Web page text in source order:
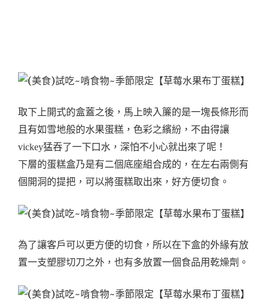
取下上開式的盒蓋之後，馬上映入簾的是一塊長條形而
且有如雪地般的水果蛋糕，色彩之繽紛，不由得讓
vickey猛吞了一下口水，深怕不小心就出來了呢！
下層的蛋糕盒乃是有二個底座組合成的，在左右兩側有
個開洞的提把，可以將蛋糕取出來，好方便切食。
為了讓客戶可以更方便的切食，所以在下盒的外緣有放
置一支塑膠切刀之外，也有多放置一個食品用乾燥劑。